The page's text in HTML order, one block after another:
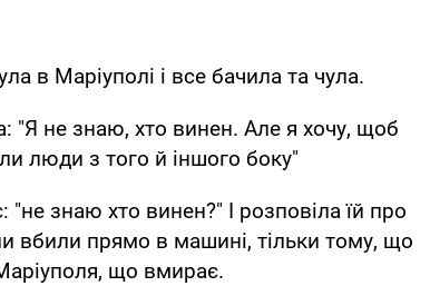
в Маріуполі і все бачила та чула.
"Я не знаю, хто винен. Але я хочу, щоб
люди з того й іншого боку"
знаю хто винен?" І розповіла їй про
вбили прямо в машині, тільки тому, що
що вмирає.